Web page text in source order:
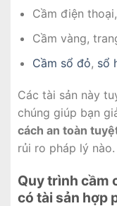
Cầm điện
Cầm vàng,
Cầm sổ đỏ, sổ
Các tài sản này
chúng giúp bạn
cách an toàn
rủi ro pháp lý nào.
Quy trình cầm
có tài sản hợp